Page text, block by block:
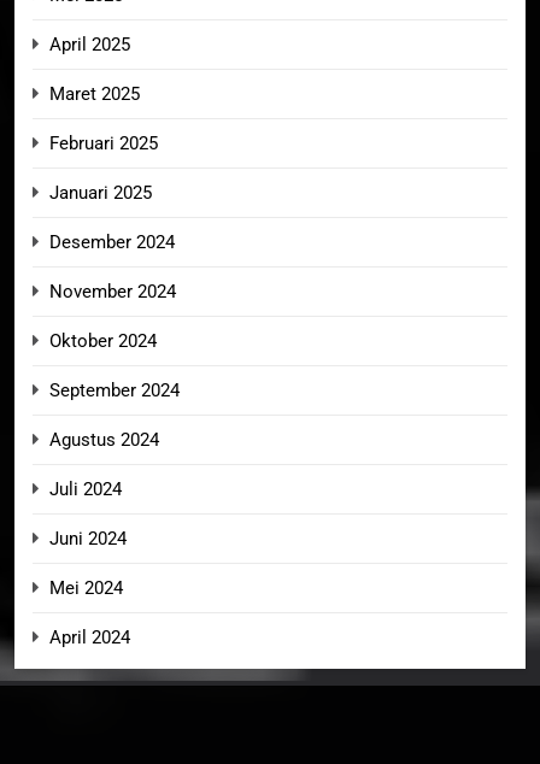
April 2025
Maret 2025
Februari 2025
Januari 2025
Desember 2024
November 2024
Oktober 2024
September 2024
Agustus 2024
Juli 2024
Juni 2024
Mei 2024
April 2024